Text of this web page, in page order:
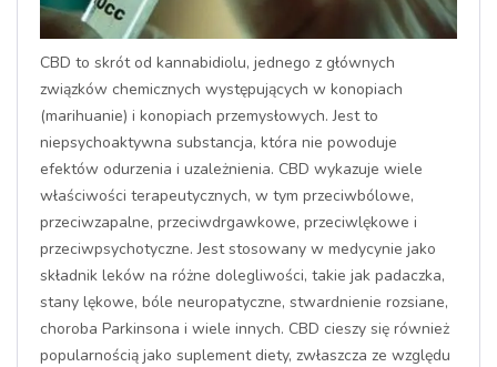
CBD to skrót od kannabidiolu, jednego z głównych
związków chemicznych występujących w konopiach
(marihuanie) i konopiach przemysłowych. Jest to
niepsychoaktywna substancja, która nie powoduje
efektów odurzenia i uzależnienia. CBD wykazuje wiele
właściwości terapeutycznych, w tym przeciwbólowe,
przeciwzapalne, przeciwdrgawkowe, przeciwlękowe i
przeciwpsychotyczne. Jest stosowany w medycynie jako
składnik leków na różne dolegliwości, takie jak padaczka,
stany lękowe, bóle neuropatyczne, stwardnienie rozsiane,
choroba Parkinsona i wiele innych. CBD cieszy się również
popularnością jako suplement diety, zwłaszcza ze względu